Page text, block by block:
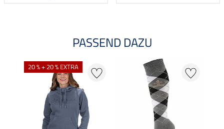
PASSEND DAZU
20 % + 20 % EXTRA